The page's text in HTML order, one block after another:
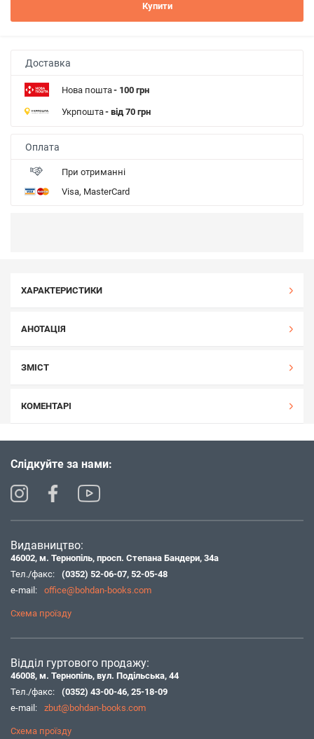
Купити
Доставка
Нова пошта- 100 грн
Укрпошта- від 70 грн
Оплата
При отриманні
Visa, MasterCard
ХАРАКТЕРИСТИКИ
АНОТАЦІЯ
ЗМІСТ
КОМЕНТАРІ
Слідкуйте за нами:
Видавництво:
46002, м. Тернопіль, просп. Степана Бандери, 34а
Тел./факс:
(0352) 52-06-07, 52-05-48
e-mail:
office@bohdan-books.com
Схема проїзду
Відділ гуртового продажу:
46008, м. Тернопіль, вул. Подільська, 44
Тел./факс:
(0352) 43-00-46, 25-18-09
e-mail:
zbut@bohdan-books.com
Схема проїзду